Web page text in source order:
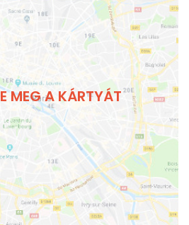
MEG A KÁRTYÁT